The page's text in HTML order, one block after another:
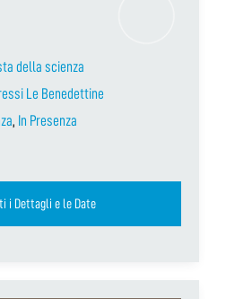
della scienza
Le Benedettine
, In Presenza
i Dettagli e le Date